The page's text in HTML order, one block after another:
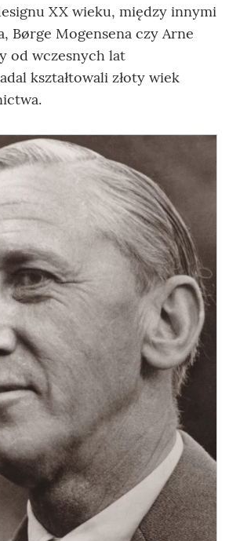
XX wieku, między innymi
Børge Mogensena czy Arne
od wczesnych lat
kształtowali złoty wiek